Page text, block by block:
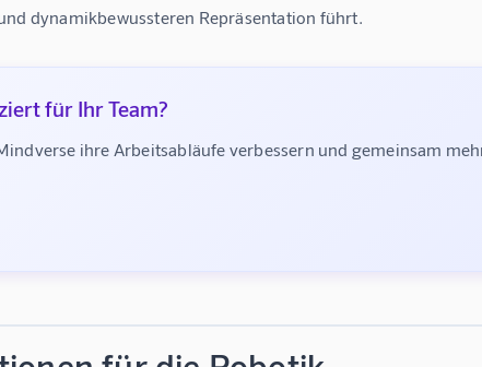
dynamikbewussteren Repräsentation führt.
für Ihr Team?
ihre Arbeitsabläufe verbessern und gemeinsam